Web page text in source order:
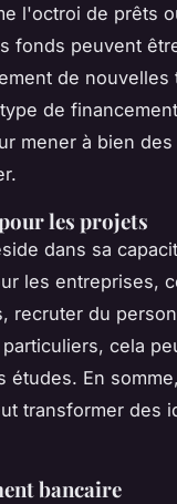
l'octroi de prêts
fonds peuvent
de nouvelles
de
mener à bien
les projets
dans sa
les entreprises,
recruter du
cela
études. En
transformer des
bancaire